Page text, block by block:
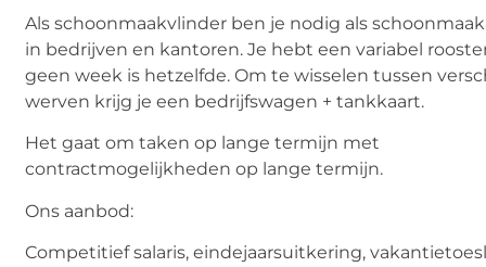
Als schoonmaakvlinder ben je nodig als
in bedrijven en kantoren. Je hebt een variabel
geen week is hetzelfde. Om te wisselen tussen
werven krijg je een bedrijfswagen + tankkaart.
Het gaat om taken op lange termijn met
contractmogelijkheden op lange termijn.
Ons aanbod:
Competitief salaris, eindejaarsuitkering,